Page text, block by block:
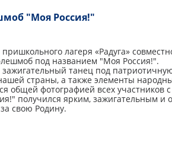
"Моя Россия!"
лагеря «Радуга»
под названием "Моя Россия!".
зажигательный танец под
страны, а также элементы
общей фотографией всех участников с
получился ярким, зажигательным
свою Родину.